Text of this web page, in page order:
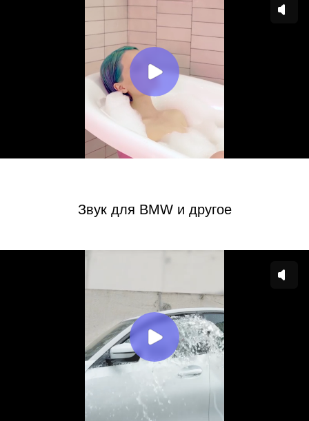
Звук для BMW и другое